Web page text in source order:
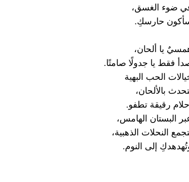
ضوء الغسق،
حارسكِ.
يا ألحان،
فقط يا جدولًا صامتًا.
الحب البهية
بالألحان،
أحلام رقيقة تطفو.
البستان الهامس،
النحلات الذهبية،
إلى النوم.